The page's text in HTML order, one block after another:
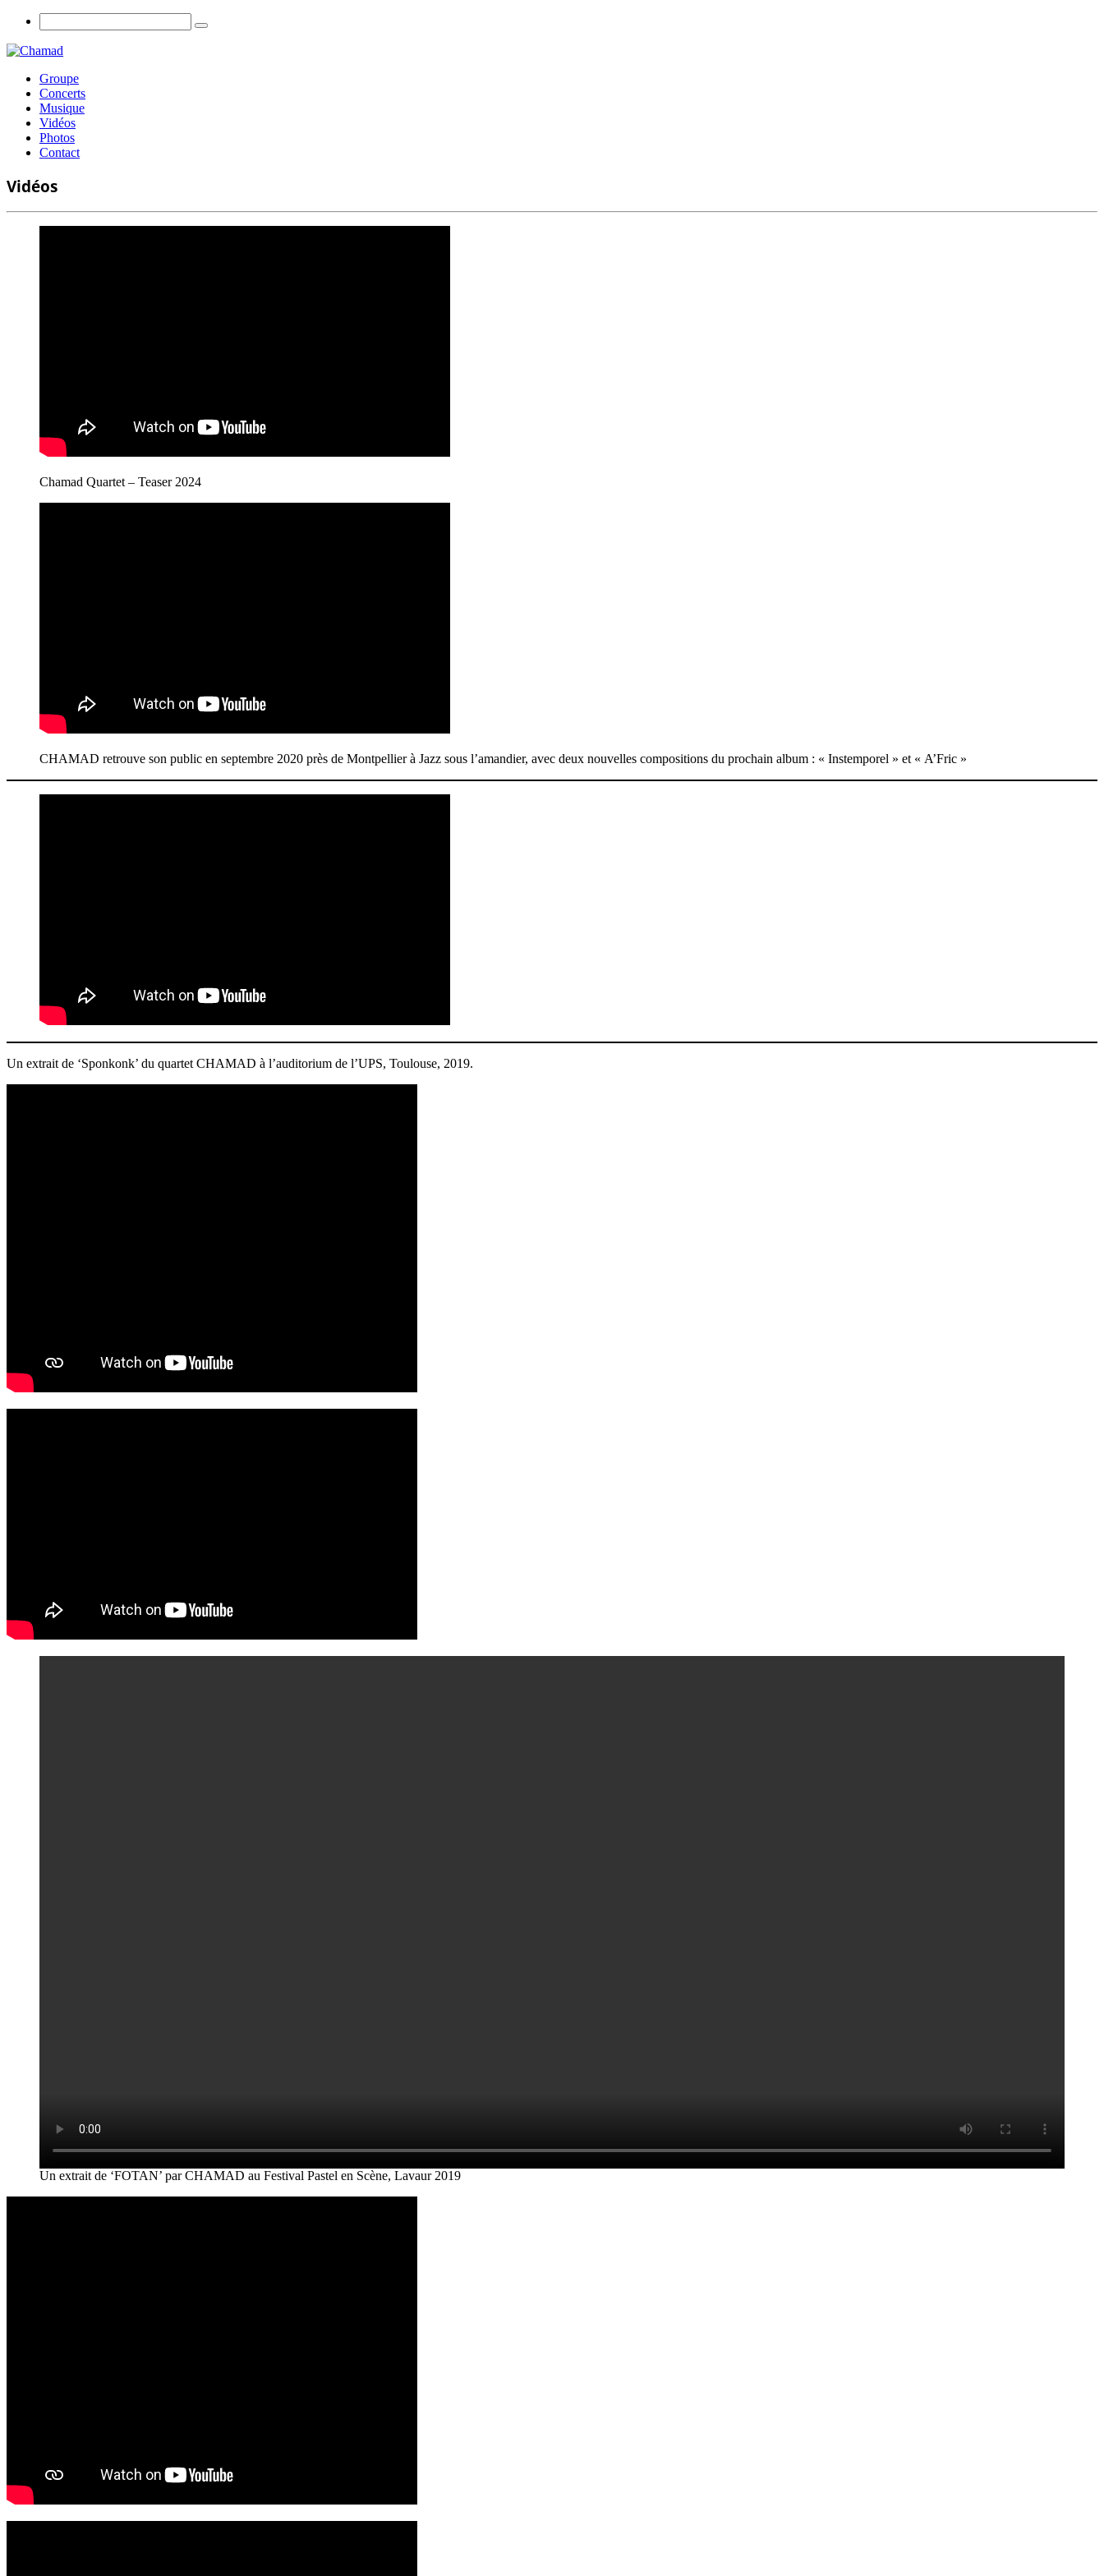
Groupe
Concerts
Musique
Vidéos
Photos
Contact
Vidéos
Chamad Quartet – Teaser 2024
CHAMAD retrouve son public en septembre 2020 près de Montpellier à Jazz sous l’amandier, avec deux nouvelles compositions du prochain album : « Instemporel » et « A’Fric »
Un extrait de ‘Sponkonk’ du quartet CHAMAD à l’auditorium de l’UPS, Toulouse, 2019.
Un extrait de ‘FOTAN’ par CHAMAD au Festival Pastel en Scène, Lavaur 2019